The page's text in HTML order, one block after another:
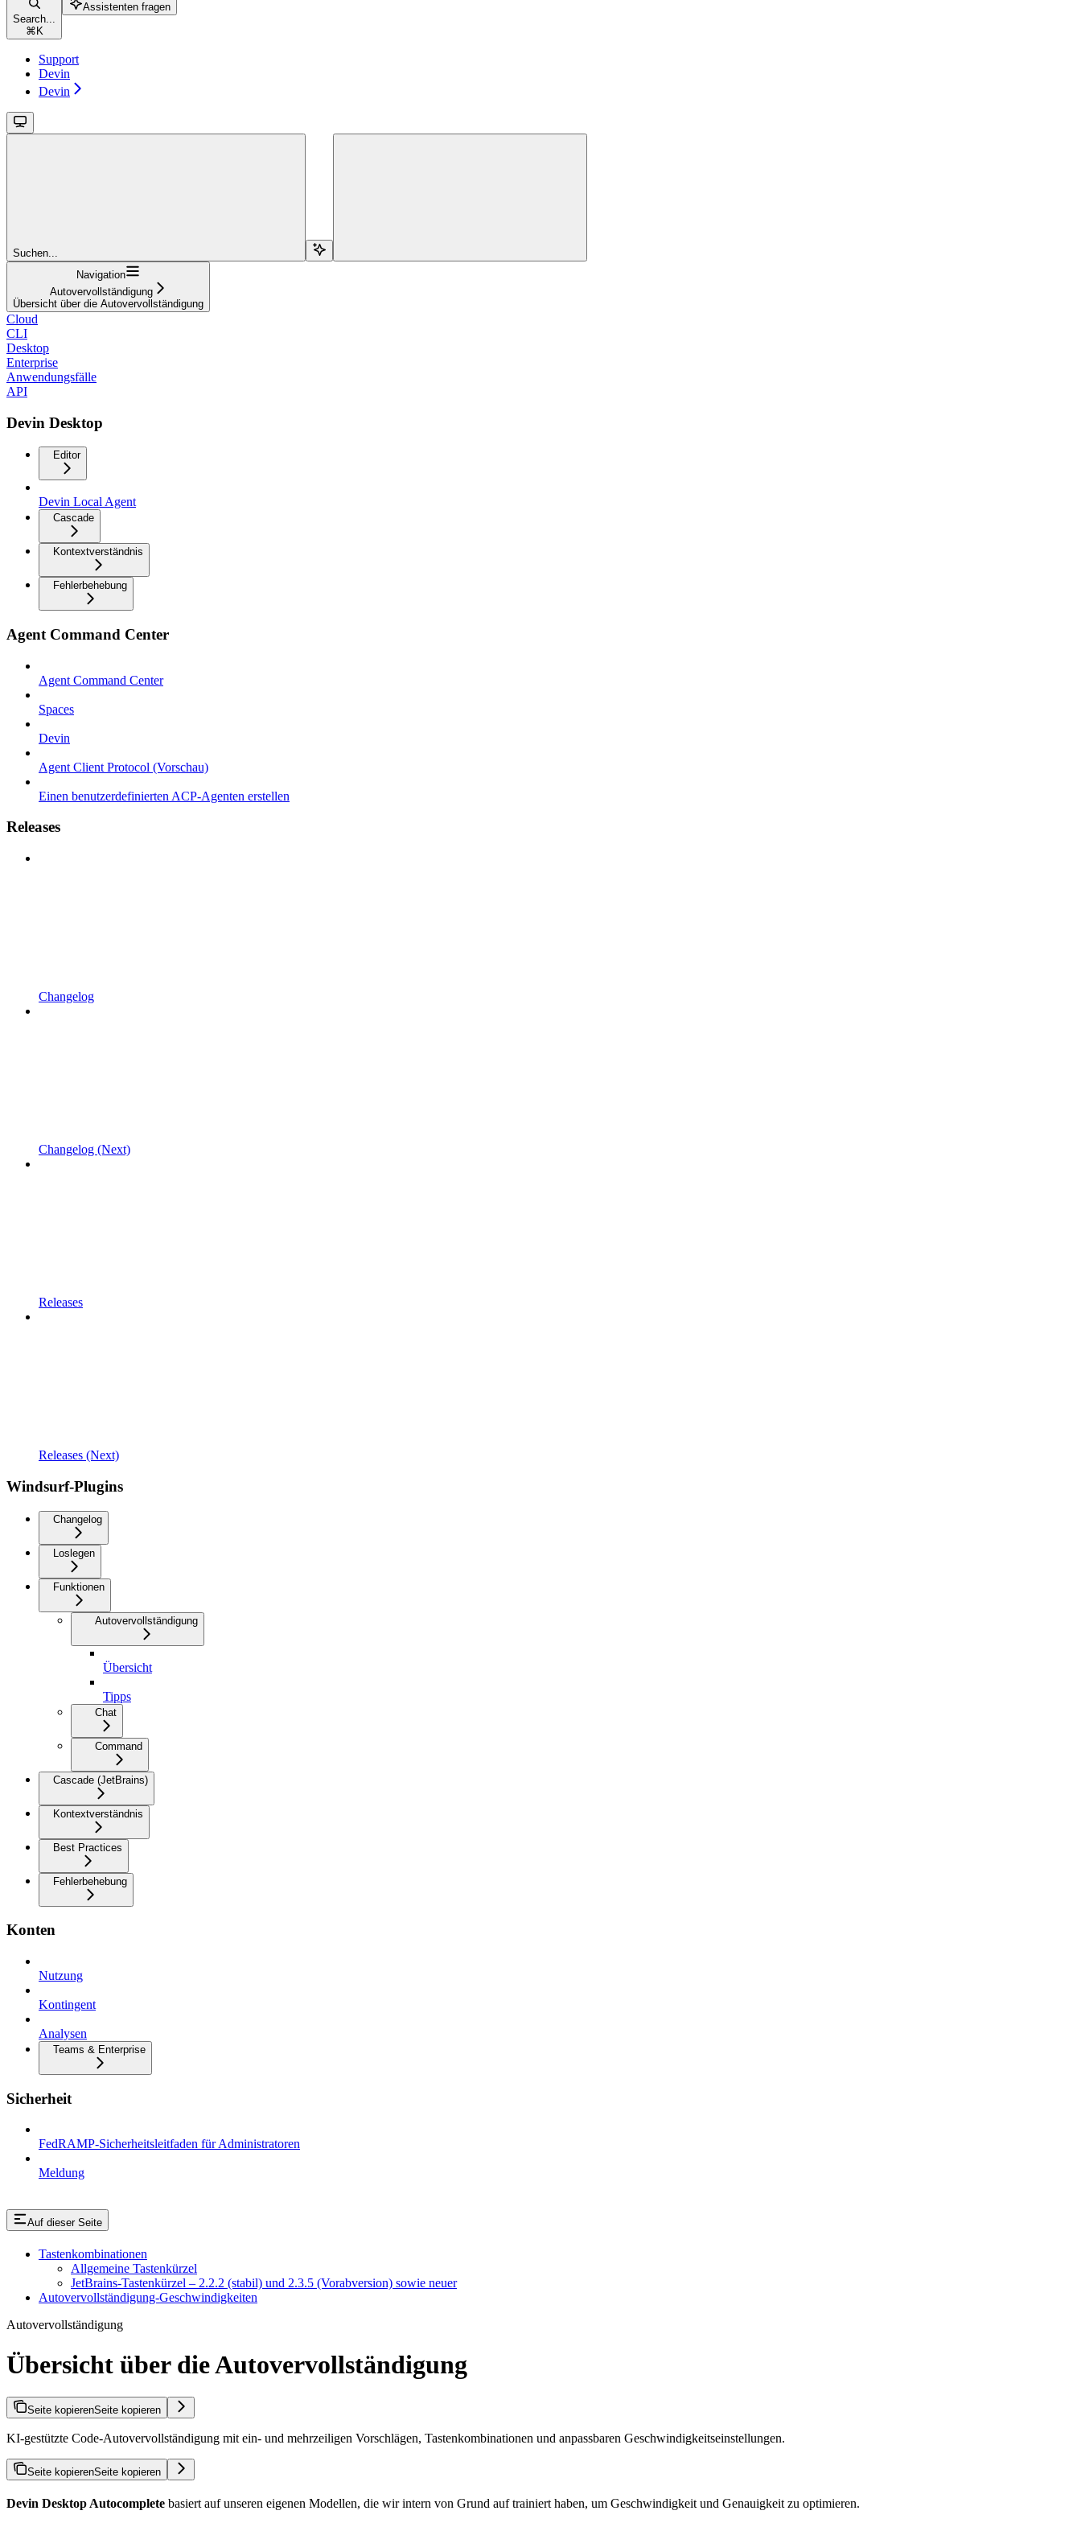
Search...
⌘ K
Assistenten fragen
Support
Devin
Devin
Suchen...
Navigation
Autovervollständigung
Übersicht über die Autovervollständigung
Cloud
CLI
Desktop
Enterprise
Anwendungsfälle
API
Devin Desktop
Editor
Devin Local Agent
Cascade
Kontextverständnis
Fehlerbehebung
Agent Command Center
Agent Command Center
Spaces
Devin
Agent Client Protocol (Vorschau)
Einen benutzerdefinierten ACP-Agenten erstellen
Releases
Changelog
Changelog (Next)
Releases
Releases (Next)
Windsurf-Plugins
Changelog
Loslegen
Funktionen
Autovervollständigung
Übersicht
Tipps
Chat
Command
Cascade (JetBrains)
Kontextverständnis
Best Practices
Fehlerbehebung
Konten
Nutzung
Kontingent
Analysen
Teams & Enterprise
Sicherheit
FedRAMP-Sicherheitsleitfaden für Administratoren
Meldung
Auf dieser Seite
Tastenkombinationen
Allgemeine Tastenkürzel
JetBrains-Tastenkürzel – 2.2.2 (stabil) und 2.3.5 (Vorabversion) sowie neuer
Autovervollständigung-Geschwindigkeiten
Autovervollständigung
Übersicht über die Autovervollständigung
Seite kopierenSeite kopieren
KI-gestützte Code-Autovervollständigung mit ein- und mehrzeiligen Vorschlägen, Tastenkombinationen und anpassbaren Geschwindigkeitseinstellungen.
Seite kopierenSeite kopieren
Devin Desktop Autocomplete basiert auf unseren eigenen Modellen, die wir intern von Grund auf trainiert haben, um Geschwindigkeit und Genauigkeit zu optimieren.